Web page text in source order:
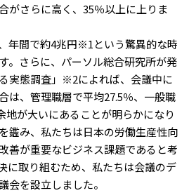
がさらに高く、35％以上に上りま
年間で約4兆円※1という驚異的な時
。さらに、パーソル総合研究所が発
実態調査」※2によれば、会議中に
は、管理職層で平均27.5％、一般職
地が大いにあることが明らかになり
鑑み、私たちは日本の労働生産性向
善が重要なビジネス課題であると考
に取り組むため、私たちは会議のデ
会を設立しました。